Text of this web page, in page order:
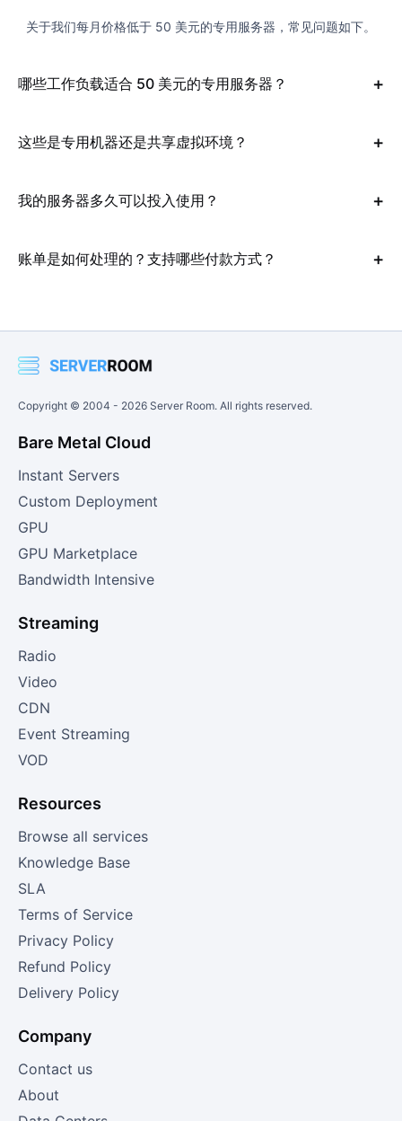
关于我们每月价格低于 50 美元的专用服务器，常见问题如下。
哪些工作负载适合 50 美元的专用服务器？
这些是专用机器还是共享虚拟环境？
我的服务器多久可以投入使用？
账单是如何处理的？支持哪些付款方式？
Copyright © 2004 - 2026 Server Room. All rights reserved.
Bare Metal Cloud
Instant Servers
Custom Deployment
GPU
GPU Marketplace
Bandwidth Intensive
Streaming
Radio
Video
CDN
Event Streaming
VOD
Resources
Browse all services
Knowledge Base
SLA
Terms of Service
Privacy Policy
Refund Policy
Delivery Policy
Company
Contact us
About